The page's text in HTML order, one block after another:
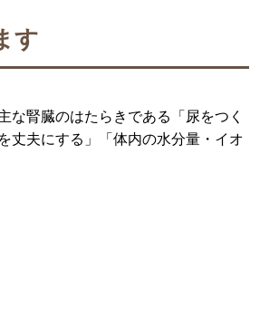
す
な腎臓のはたらきである「尿をつく
丈夫にする」「体内の水分量・イオ